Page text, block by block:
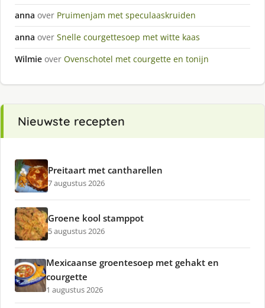
anna over Pruimenjam met speculaaskruiden
anna over Snelle courgettesoep met witte kaas
Wilmie over Ovenschotel met courgette en tonijn
Nieuwste recepten
Preitaart met cantharellen
7 augustus 2026
Groene kool stamppot
5 augustus 2026
Mexicaanse groentesoep met gehakt en
courgette
1 augustus 2026